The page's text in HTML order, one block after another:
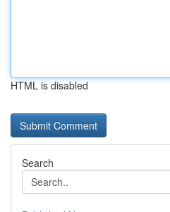
HTML is disabled
Search